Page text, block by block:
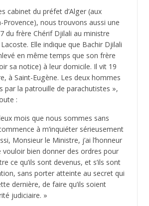
cabinet du préfet d’Alger (aux
Provence), nous trouvons aussi une
du frère Chérif Djilali au ministre
Elle indique que Bachir Djilali
en même temps que son frère
sa notice) à leur domicile. Il vit 19
à Saint-Eugène. Les deux hommes
par la patrouille de parachutistes »,
:
mois que nous sommes sans
à m’inquiéter sérieusement
Monsieur le Ministre, j’ai l’honneur
vouloir bien donner des ordres pour
ce qu’ils sont devenus, et s’ils sont
sans porter atteinte au secret qui
dernière, de faire qu’ils soient
judiciaire. »